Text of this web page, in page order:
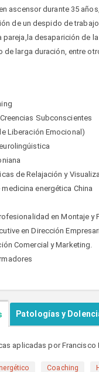
ascensor durante 35
de un despido de
pareja,la desaparición de
de larga duración, entre
Subconscientes
Liberación Emocional)
de Relajación y
energética China
en Montaje y
en Dirección
Comercial y Marketing.
Patologías y
aplicadas por Francisco
Coaching